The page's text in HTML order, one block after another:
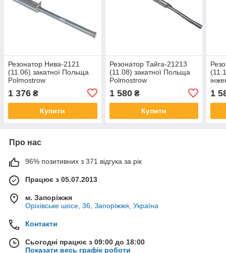
Резонатор Нива-2121
(11.06) закатної Польща
Polmostrow
1 376 ₴
Купити
Резонатор Тайга-21213
(11.08) закатної Польща
Polmostrow
1 580₴
Купити
1
Про нас
96% позитивних з 371 відгука за рік
Працює з 05.07.2013
м. Запоріжжя
Оріхівське шосе, 36, Запоріжжя, Україна
Контакти
Сьогодні працює з 09:00 до 18:00
Показати весь графік роботи